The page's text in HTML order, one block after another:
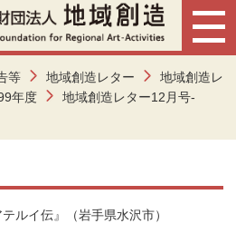
等 地域創造レター
地域創造レ
年度
地域創造レター12月号-
ルイ伝』（岩手県水沢市）